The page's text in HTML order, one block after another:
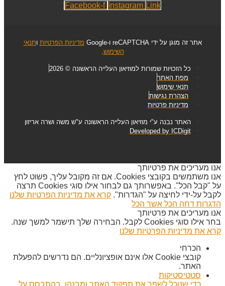
Facebook-f Instagram Link
אתר זה מוגן על ידי reCAPTCHA ו-Google מדיניות הפרטיות ותנאי
השימוש
כל הזכויות שמורות למוזיאון העלייה הראשונה © 2026
מפת האתר
תנאי שימוש
הצהרת נגישות
מדיניות פרטיות
האתר נבנה ע"י מוזיאון העלייה הראשונה ע"ש משה ושרה אריזון
Developed by ICDigit
אנו מעריכים את פרטיותך
אנו משתמשים בקובצי Cookies. אם זה מקובל עליך, פשוט לחץ
על "קבל הכל". באפשרותך גם לבחור אילו סוגי Cookies תרצה
לקבל על-ידי לחיצה על "הגדרות". קרא את מדיניות הפרטיות שלנו
הדגרות דחה הכל אשר הכל
אנו מעריכים את פרטיותך
בחר אילו סוגי Cookies לקבל. הבחירה שלך תישמר למשך שנה.
קרא את מדיניות הפרטיות שלנו
הכרחי
קובצי Cookie אלו אינם אופציונליים. הם נדרשים להפעלת
האתר.
סטטיסטיקות
כדי שנוכל לשפר את תפקוד האתר ומבנהו, בהתבסס על